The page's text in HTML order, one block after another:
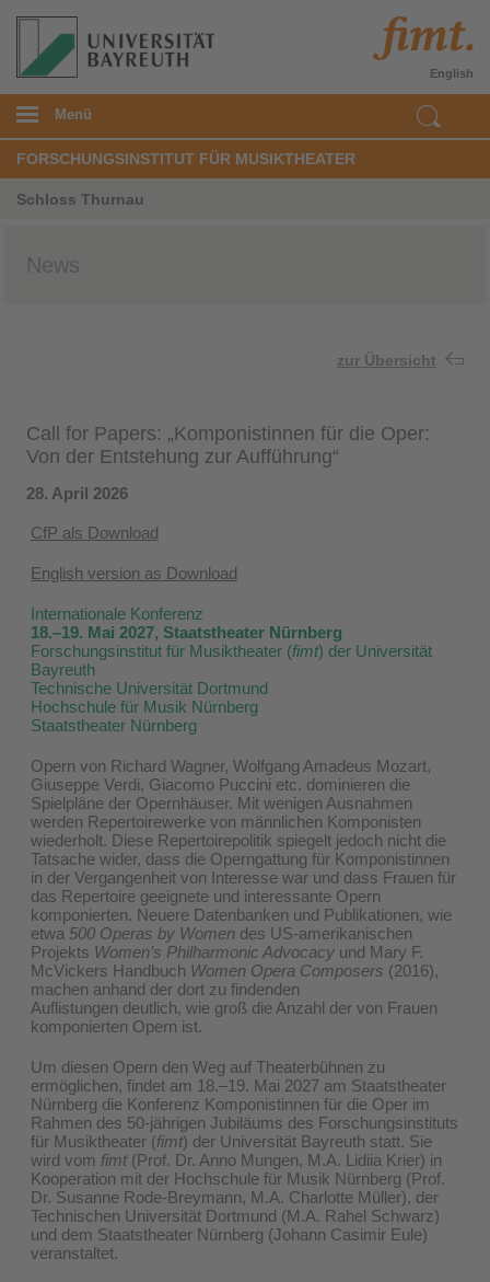
English
Menü
FORSCHUNGSINSTITUT FÜR MUSIKTHEATER
Schloss Thurnau
News
zur Übersicht
Call for Papers: „Komponistinnen für die Oper:
Von der Entstehung zur Aufführung“
28. April 2026
CfP als Download
English version as Download
Internationale Konferenz
18.–19. Mai 2027, Staatstheater Nürnberg
Forschungsinstitut für Musiktheater (fimt) der Universität
Bayreuth
Technische Universität Dortmund
Hochschule für Musik Nürnberg
Staatstheater Nürnberg
Opern von Richard Wagner, Wolfgang Amadeus Mozart,
Giuseppe Verdi, Giacomo Puccini etc. dominieren die
Spielpläne der Opernhäuser. Mit wenigen Ausnahmen
werden Repertoirewerke von männlichen Komponisten
wiederholt. Diese Repertoirepolitik spiegelt jedoch nicht die
Tatsache wider, dass die Operngattung für Komponistinnen
in der Vergangenheit von Interesse war und dass Frauen für
das Repertoire geeignete und interessante Opern
komponierten. Neuere Datenbanken und Publikationen, wie
etwa 500 Operas by Women des US-amerikanischen
Projekts Women’s Philharmonic Advocacy und Mary F.
McVickers Handbuch Women Opera Composers (2016),
machen anhand der dort zu findenden
Auflistungen deutlich, wie groß die Anzahl der von Frauen
komponierten Opern ist.
Um diesen Opern den Weg auf Theaterbühnen zu
ermöglichen, findet am 18.–19. Mai 2027 am Staatstheater
Nürnberg die Konferenz Komponistinnen für die Oper im
Rahmen des 50-jährigen Jubiläums des Forschungsinstituts
für Musiktheater (fimt) der Universität Bayreuth statt. Sie
wird vom fimt (Prof. Dr. Anno Mungen, M.A. Lidiia Krier) in
Kooperation mit der Hochschule für Musik Nürnberg (Prof.
Dr. Susanne Rode-Breymann, M.A. Charlotte Müller), der
Technischen Universität Dortmund (M.A. Rahel Schwarz)
und dem Staatstheater Nürnberg (Johann Casimir Eule)
veranstaltet.